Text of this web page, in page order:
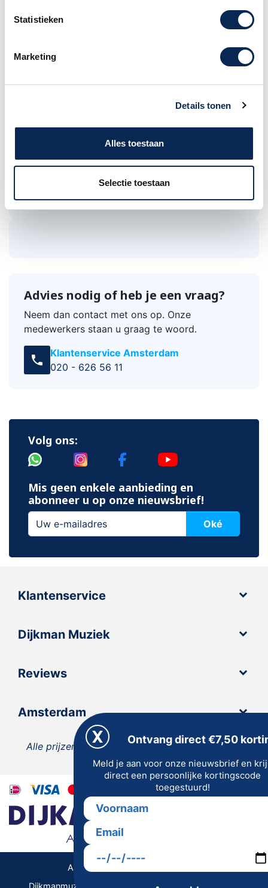
Statistieken
Marketing
Details tonen
Alles toestaan
Selectie toestaan
Deze kabel heeft originele Rean®
handen van een Neutrik®-ingenieur
geleiderdoorsnede van 0,22 mm² (AWG24)en
is ontworpen door ons Adam Hall Cables®-
Wordt geleverd met een speciale zachte
PVC-mantel voor professionele
flexibiliteitswaarden
uitsluitend OFC (zuurstofvrij koper)
Advies nodig of heb je een vraag?
Neem dan contact met ons op. Onze
medewerkers staan u graag te woord.
call
Klantenservice Amsterdam
020 - 626 56 11
Volg ons:
Mis geen enkele aanbieding en
abonneer u op onze nieuwsbrief!
Oké
Klantenservice
Dijkman Muziek
Reviews
Amsterdam
Alle prijzen zijn inclusief 21% BTW, tenzij anders
vermeld.
Algemene Voorwaarden | Privacy
Ontvang direct €7,50
Meld je aan voor onze nieuwsbrief en
direct een persoonlijke kortingscode
toegestuurd!